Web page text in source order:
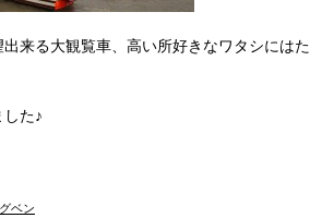
来る大観覧車、高い所好きなワタシにはた
た♪
ベン